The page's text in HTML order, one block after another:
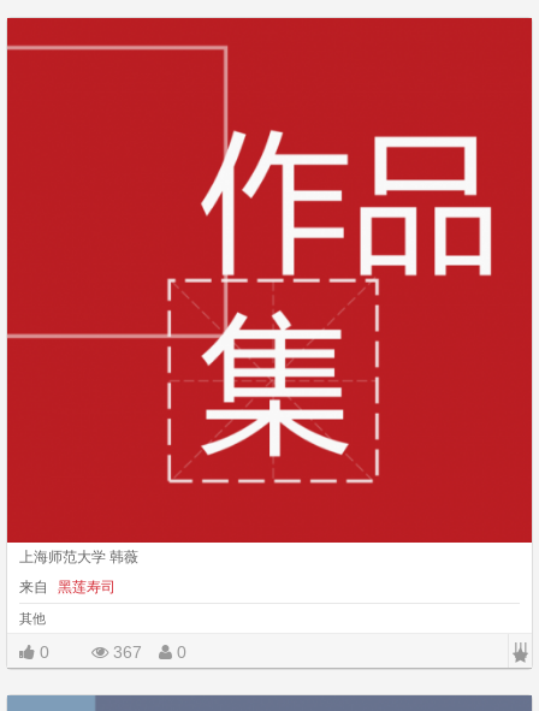
上海师范大学 韩薇
来自
黑莲寿司
其他
0 367 0 |||